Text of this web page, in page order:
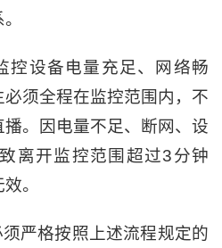
控设备电量充足、网络畅
须全程在监控范围内，不
。因电量不足、断网、设
离开监控范围超过3分钟
。
严格按照上述流程规定的